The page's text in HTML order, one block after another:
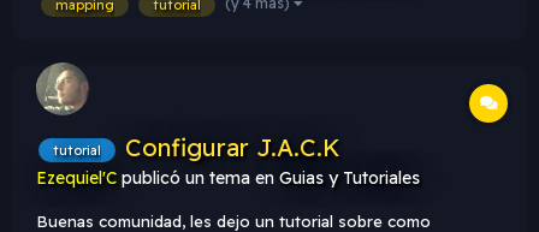
mapping tutorial
tutorial Configurar J.A.C.K
Ezequiel'C publicó un tema en Guias y Tutoriales
Buenas comunidad, les dejo un tutorial sobre como